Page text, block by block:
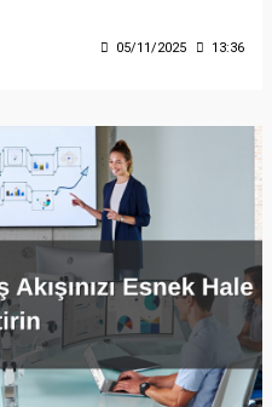
05/11/2025 13:36